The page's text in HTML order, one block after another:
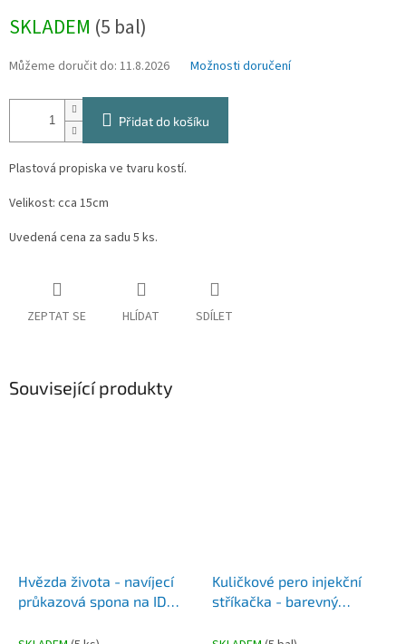
cena:
SKLADEM (5 bal)
Můžeme doručit do: 11.8.2026 Možnosti doručení
Přidat do košíku
Plastová propiska ve tvaru kostí.
Velikost: cca 15cm
Uvedená cena za sadu 5 ks.
ZEPTAT SE HLÍDAT SDÍLET
Související produkty
Hvězda života - navíjecí
průkazová spona na ID
Kuličkové pero injekční
stříkačka - barevný